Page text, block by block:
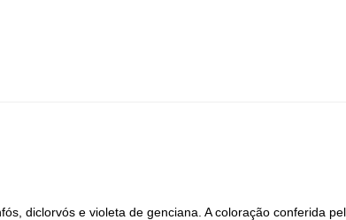
diclorvós e violeta de genciana. A coloração conferida